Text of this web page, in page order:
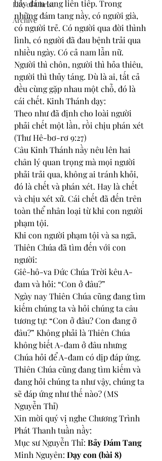
Life of Christ
Archive
bảy đám tang liên tiếp. Trong
những đám tang nầy, có người già,
có người trẻ. Có người qua đời thình
lình, có người đã đau bệnh trải qua
nhiều ngày. Có cả nam lẫn nữ.
Người thì chôn, người thì hỏa thiêu,
người thì thủy táng. Dù là ai, tất cả
đều cùng gặp nhau một chỗ, đó là
cái chết. Kinh Thánh dạy:
Theo như đã định cho loài người
phải chết một lần, rồi chịu phán xét
(Thư Hê-bơ-rơ 9:27)
Câu Kinh Thánh nầy nêu lên hai
chân lý quan trọng mà mọi người
phải trải qua, không ai tránh khỏi,
đó là chết và phán xét. Hay là chết
và chịu xét xử. Cái chết đã đến trên
toàn thể nhân loại từ khi con người
phạm tội.
Khi con người phạm tội và sa ngã,
Thiên Chúa đã tìm đến với con
người:
Giê-hô-va Đức Chúa Trời kêu A-
đam và hỏi: “Con ở đâu?”
Ngày nay Thiên Chúa cũng đang tìm
kiếm chúng ta và hỏi chúng ta câu
tương tự: “Con ở đâu? Con đang ở
đâu?” Không phải là Thiên Chúa
không biết A-đam ở đâu nhưng
Chúa hỏi để A-đam có dịp đáp ứng.
Thiên Chúa cũng đang tìm kiếm và
đang hỏi chúng ta như vậy, chúng ta
sẽ đáp ứng như thế nào? (MS
Nguyễn Thỉ)
Xin mời quý vị nghe Chương Trình
Phát Thanh tuần nầy:
Mục sư Nguyễn Thỉ: Bảy Đám Tang
Minh Nguyên: Dạy con (bài 8)